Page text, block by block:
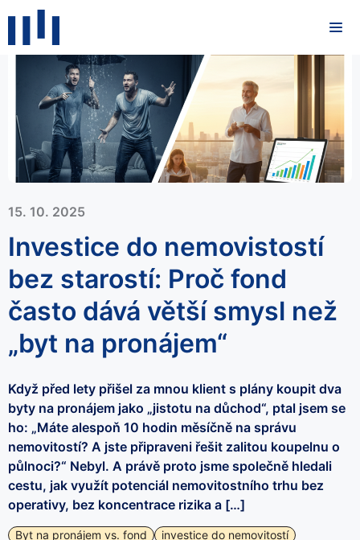
15. 10. 2025
Investice do nemovistostí
bez starostí: Proč fond
často dává větší smysl než
„byt na pronájem“
Když před lety přišel za mnou klient s plány koupit dva
byty na pronájem jako „jistotu na důchod“, ptal jsem se
ho: „Máte alespoň 10 hodin měsíčně na správu
nemovitostí? A jste připraveni řešit zalitou koupelnu o
půlnoci?“ Nebyl. A právě proto jsme společně hledali
cestu, jak využít potenciál nemovitostního trhu bez
operativy, bez koncentrace rizika a […]
Byt na pronájem vs. fond
investice do nemovitostí